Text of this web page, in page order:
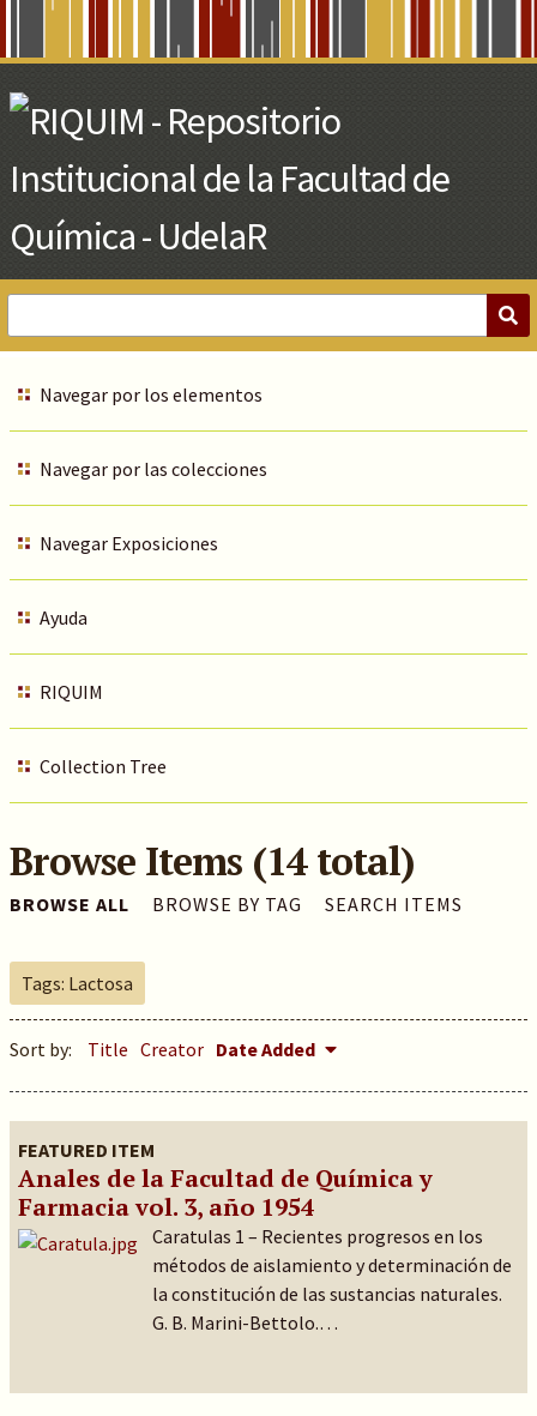
Main
Content
Navegar por los elementos
Navegar por las colecciones
Navegar Exposiciones
Ayuda
RIQUIM
Collection Tree
Browse Items (14 total)
BROWSE ALL BROWSE BY TAG SEARCH ITEMS
Tags: Lactosa
Sort by: Title Creator Date Added
FEATURED ITEM
Anales de la Facultad de Química y
Farmacia vol. 3, año 1954
Caratulas 1 – Recientes progresos en los
métodos de aislamiento y determinación de
la constitución de las sustancias naturales.
G. B. Marini-Bettolo.…